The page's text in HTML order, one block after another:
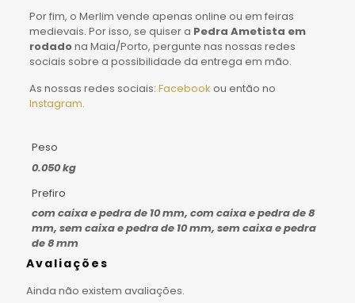
Por fim, o Merlim vende apenas online ou em feiras
medievais. Por isso, se quiser a Pedra Ametista em
rodadona Maia/Porto, pergunte nas nossas redes
sociais sobre a possibilidade da entrega em mão.
As nossas redes sociais: Facebook ou então no
Instagram.
Peso
0.050 kg
Prefiro
com caixa e pedra de 10 mm, com caixa e pedra de 8
mm, sem caixa e pedra de 10 mm, sem caixa e pedra
de 8 mm
Avaliações
Ainda não existem avaliações.